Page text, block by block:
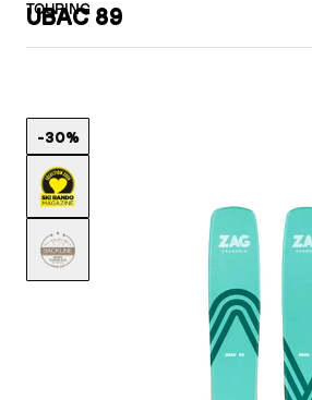
TOURING
UBAC 89
-30%